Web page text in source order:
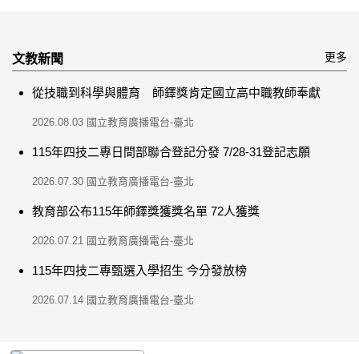
文教新聞 更多
從技職到科學與體育 師鐸獎肯定國立高中職教師奉獻
2026.08.03 國立教育廣播電台-臺北
115年四技二專日間部聯合登記分發 7/28-31登記志願
2026.07.30 國立教育廣播電台-臺北
教育部公布115年師鐸獎獲獎名單 72人獲獎
2026.07.21 國立教育廣播電台-臺北
115年四技二專甄選入學招生 今分發放榜
2026.07.14 國立教育廣播電台-臺北